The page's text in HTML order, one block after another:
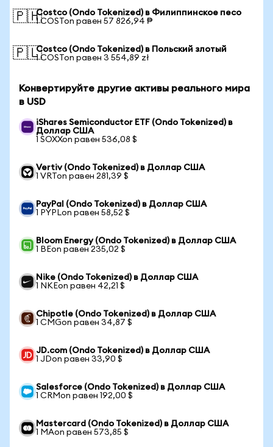
🇵🇭Costco (Ondo Tokenized) в Филиппинское песо
1 COSTon равен 57 826,94 ₱
🇵🇱Costco (Ondo Tokenized) в Польский злотый
1 COSTon равен 3 554,89 zł
Конвертируйте другие активы реального мира
в USD
iShares Semiconductor ETF (Ondo Tokenized) в
Доллар США
1 SOXXon равен 536,08 $
Vertiv (Ondo Tokenized) в Доллар США
1 VRTon равен 281,39 $
PayPal (Ondo Tokenized) в Доллар США
1 PYPLon равен 58,52 $
Bloom Energy (Ondo Tokenized) в Доллар США
1 BEon равен 235,02 $
Nike (Ondo Tokenized) в Доллар США
1 NKEon равен 42,21 $
Chipotle (Ondo Tokenized) в Доллар США
1 CMGon равен 34,87 $
JD.com (Ondo Tokenized) в Доллар США
1 JDon равен 33,90 $
Salesforce (Ondo Tokenized) в Доллар США
1 CRMon равен 192,00 $
Mastercard (Ondo Tokenized) в Доллар США
1 MAon равен 573,85 $